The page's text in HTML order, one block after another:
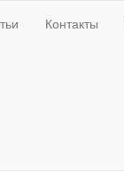
Контакты